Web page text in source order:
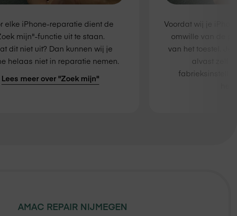
elke iPhone-reparatie dient de
mijn"-functie uit te staan.
dit niet uit? Dan kunnen wij je
helaas niet in reparatie nemen.
Lees meer over "Zoek mijn"
Voordat wij je
omwille van de
van het toestel. Je
alvast zelf
AMAC REPAIR NIJMEGEN